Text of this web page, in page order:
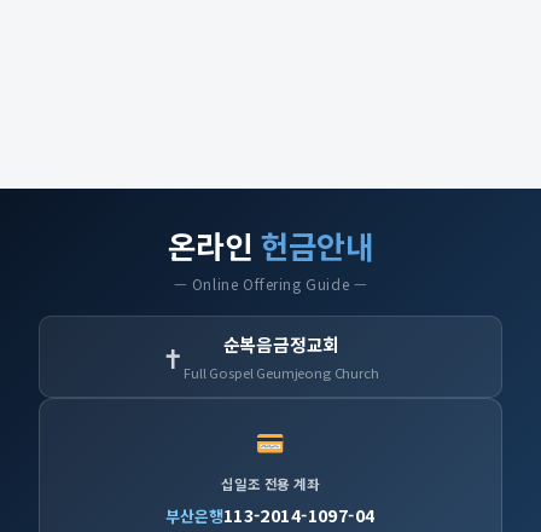
온라인 헌금안내
— Online Offering Guide —
✝ 순복음금정교회
Full Gospel Geumjeong Church
십일조 전용 계좌
부산은행113-2014-1097-04